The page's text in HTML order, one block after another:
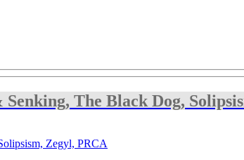
The Black Dog,